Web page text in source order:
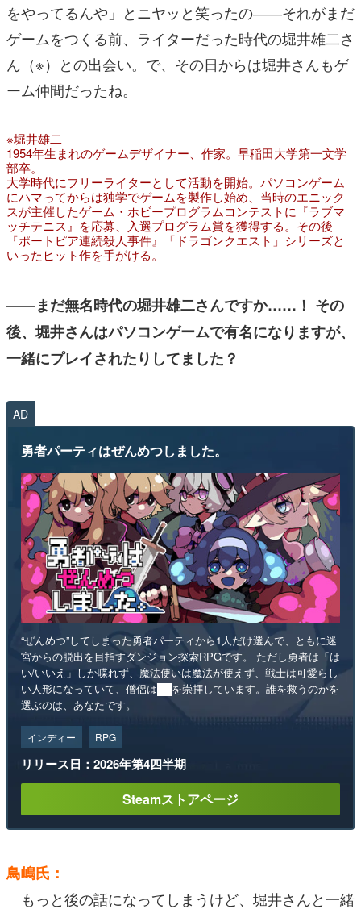
をやってるんや」とニヤッと笑ったの――それがまだ
ゲームをつくる前、ライターだった時代の堀井雄二さ
ん（※）との出会い。で、その日からは堀井さんもゲ
ーム仲間だったね。
※堀井雄二
1954年生まれのゲームデザイナー、作家。早稲田大学第一文学
部卒。
大学時代にフリーライターとして活動を開始。パソコンゲーム
にハマってからは独学でゲームを製作し始め、当時のエニック
スが主催したゲーム・ホビープログラムコンテストに『ラブマ
ッチテニス』を応募、入選プログラム賞を獲得する。その後
『ポートピア連続殺人事件』「ドラゴンクエスト」シリーズと
いったヒット作を手がける。
――まだ無名時代の堀井雄二さんですか……！ その
後、堀井さんはパソコンゲームで有名になりますが、
一緒にプレイされたりしてました？
AD
勇者パーティはぜんめつしました。
“ぜんめつ”してしまった勇者パーティから1人だけ選んで、ともに迷
宮からの脱出を目指すダンジョン探索RPGです。 ただし勇者は「は
い/いいえ」しか喋れず、魔法使いは魔法が使えず、戦士は可愛らし
い人形になっていて、僧侶は██を崇拝しています。誰を救うのかを
選ぶのは、あなたです。
インディー RPG
リリース日：2026年第4四半期
Steamストアページ
鳥嶋氏：
もっと後の話になってしまうけど、堀井さんと一緒